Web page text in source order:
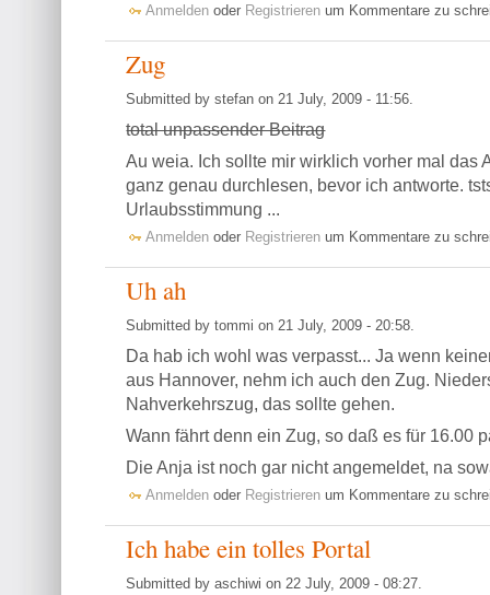
Anmelden oder Registrieren um Kommentare zu
Zug
Submitted by stefan on 21 July, 2009 - 11:56.
total unpassender Beitrag
Au weia. Ich sollte mir wirklich vorher mal das
ganz genau durchlesen, bevor ich antworte.
Urlaubsstimmung ...
Anmelden oder Registrieren um Kommentare zu
Uh ah
Submitted by tommi on 21 July, 2009 - 20:58.
Da hab ich wohl was verpasst... Ja wenn
aus Hannover, nehm ich auch den Zug.
Nahverkehrszug, das sollte gehen.
Wann fährt denn ein Zug, so daß es für 16.00
Die Anja ist noch gar nicht angemeldet, na
Anmelden oder Registrieren um Kommentare zu
Ich habe ein tolles Portal
Submitted by aschiwi on 22 July, 2009 - 08:27.